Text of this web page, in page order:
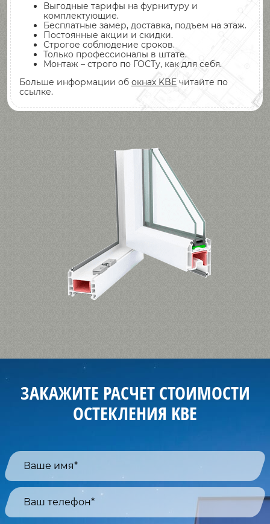
Выгодные тарифы на фурнитуру и
комплектующие.
Бесплатные замер, доставка, подъем на этаж.
Постоянные акции и скидки.
Строгое соблюдение сроков.
Только профессионалы в штате.
Монтаж – строго по ГОСТу, как для себя.
Больше информации об окнах KBE читайте по
ссылке.
ЗАКАЖИТЕ РАСЧЕТ СТОИМОСТИ
ОСТЕКЛЕНИЯ KBE